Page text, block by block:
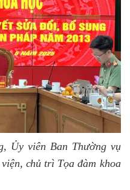
Ủy viên Ban Thường vụ
, chủ trì Tọa đàm khoa